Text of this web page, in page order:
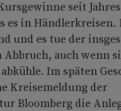
seit
es in Händlerkreisen.
und es tue der
auch wenn
Im späten
Kreisemeldung der
Bloomberg die